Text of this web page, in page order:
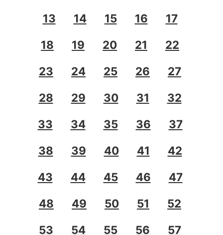
13
14 15 16
17
18
19 20 21
22
23
24 25 26
27
28
29 30 31
32
33
34 35 36
37
38
39 40 41
42
43
44 45 46
47
48
49 50 51
52
53
54 55 56
57